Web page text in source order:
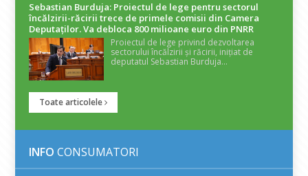
Sebastian Burduja: Proiectul de lege pentru sectorul
încălzirii-răcirii trece de primele comisii din Camera
Deputaților. Va debloca 800 milioane euro din PNRR
Proiectul de lege privind dezvoltarea
sectorului încălzirii și răcirii, inițiat de
deputatul Sebastian Burduja...
Toate articolele
INFO CONSUMATORI